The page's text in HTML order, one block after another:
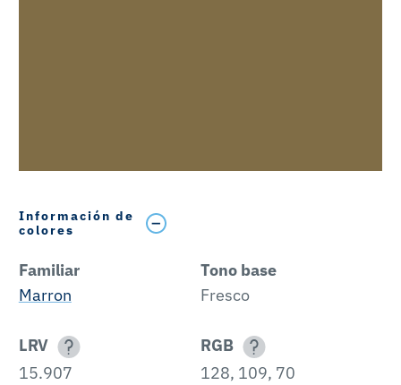
Información de
colores
Familiar
Marron
Tono base
Fresco
LRV
15.907
RGB
128, 109, 70